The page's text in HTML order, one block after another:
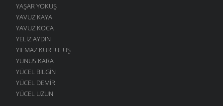
YAŞAR YOKUŞ
YAVUZ KAYA
YAVUZ KOCA
YELIZ AYDIN
YILMAZ KURTULUŞ
YUNUS KARA
YÜCEL BILGIN
YÜCEL DEMIR
YÜCEL UZUN